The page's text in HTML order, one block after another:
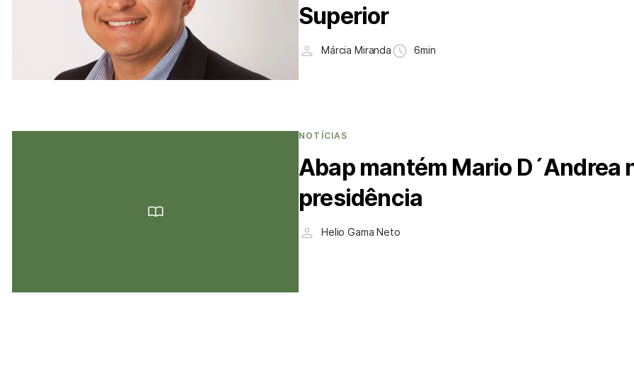
Superior
Márcia Miranda 6min
NOTÍCIAS
Abap mantém Mario D´Andrea
presidência
Helio Gama Neto